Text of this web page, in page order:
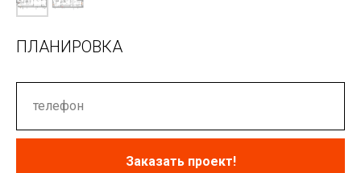
ПЛАНИРОВКА
Заказать проект!